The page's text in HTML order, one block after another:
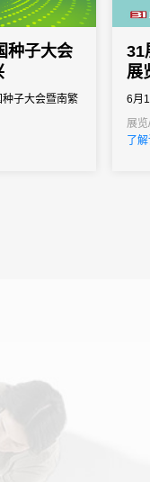
种子大会
种子大会暨南繁
强发展动力，
31
展
6月
采
购
展
了